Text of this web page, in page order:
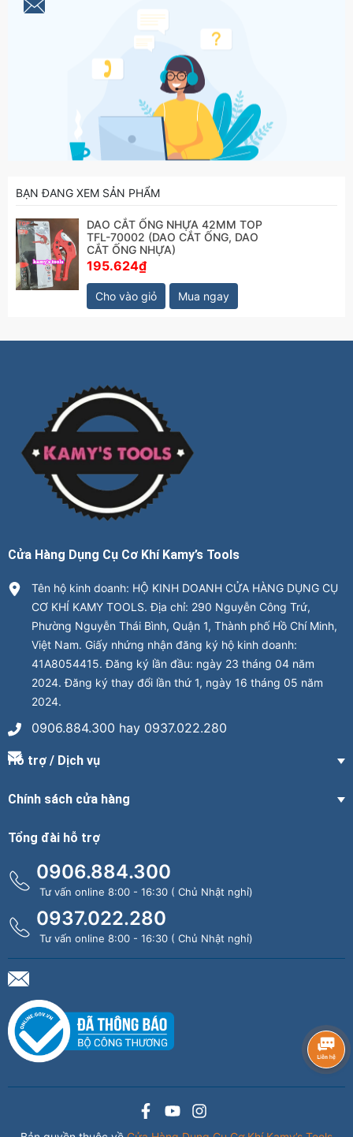
BẠN ĐANG XEM SẢN PHẨM
DAO CẮT ỐNG NHỰA 42MM TOP
TFL-70002 (DAO CẮT ỐNG, DAO
CẮT ỐNG NHỰA)
195.624₫
Cho vào giỏ Mua ngay
Cửa Hàng Dụng Cụ Cơ Khí Kamy’s Tools
Tên hộ kinh doanh: HỘ KINH DOANH CỬA HÀNG DỤNG CỤ
CƠ KHÍ KAMY TOOLS. Địa chỉ: 290 Nguyễn Công Trứ,
Phường Nguyễn Thái Bình, Quận 1, Thành phố Hồ Chí Minh,
Việt Nam. Giấy nhứng nhận đăng ký hộ kinh doanh:
41A8054415. Đăng ký lần đầu: ngày 23 tháng 04 năm
2024. Đăng ký thay đổi lần thứ 1, ngày 16 tháng 05 năm
2024.
0906.884.300 hay 0937.022.280
Hỗ trợ / Dịch vụ
Chính sách cửa hàng
Tổng đài hỗ trợ
0906.884.300
Tư vấn online 8:00 - 16:30 ( Chủ Nhật nghỉ)
0937.022.280
Tư vấn online 8:00 - 16:30 ( Chủ Nhật nghỉ)